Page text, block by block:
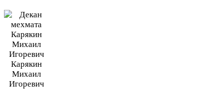
Карякин
Михаил
Игоревич